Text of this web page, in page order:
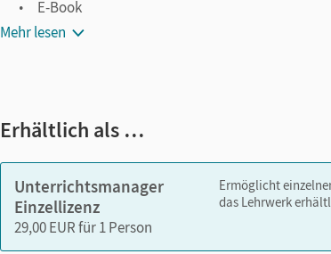
E-Book
kapitelgenaue Materialanordnung
Material zur Feststellung des Leistungsstands
Nutzen Sie den Unterrichtsmanager auf
Mehr lesen
Erhältlich als …
Unterrichtsmanager
Einzellizenz
29,00 EUR für 1 Person
Ermöglicht
das Lehrwerk